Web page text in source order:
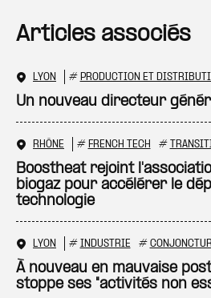
Articles associés
LYON # PRODUCTION ET
Un nouveau directeur
RHÔNE # FRENCH TECH #
Boostheat rejoint
biogaz pour accélérer le
technologie
LYON # INDUSTRIE #
À nouveau en mauvaise
stoppe ses "activités non